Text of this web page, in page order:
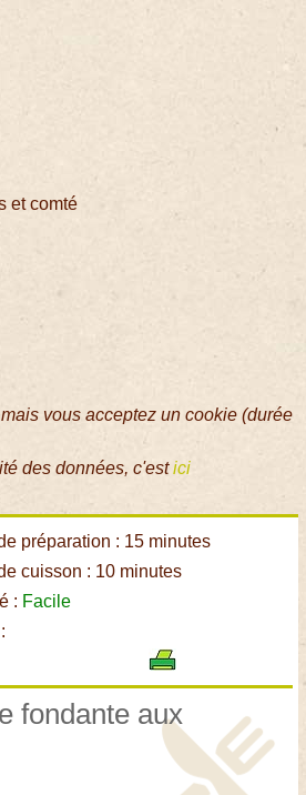
et comté
vous acceptez un cookie (durée
des données, c'estici
préparation : 15 minutes
cuisson : 10 minutes
: Facile
fondante aux